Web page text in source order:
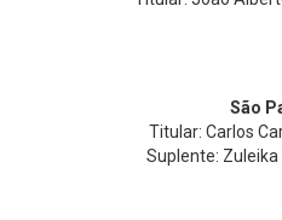
São
Titular: Carlos
Suplente: Zuleika